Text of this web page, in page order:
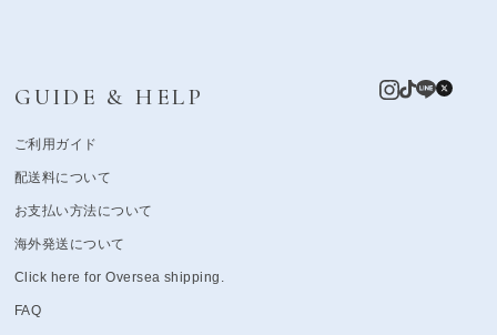
GUIDE & HELP
ご利用ガイド
配送料について
お支払い方法について
海外発送について
Click here for Oversea shipping.
FAQ